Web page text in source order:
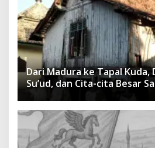
Dari Madura ke Tapal Kuda,
Su’ud, dan Cita-cita Besar